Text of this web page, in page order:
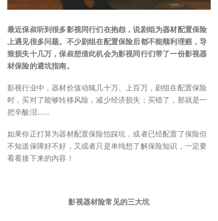
最近保叔听到很多影视同行们在抱怨，说剧组为器材配置保险
上遇见很多问题。不少剧组在配置保险后都不能顺利理赔，导
致损失十几万，保叔想借此机会为影视同行们带了一份影视器
材保险的避坑指南。
影视行业中，器材价值动辄几十万、上百万，剧组在配置保险
时，买对了能够转移风险，减少经济损失；买错了，那就是⼀
把辛酸泪......
如果你正打算为器材配置保险怕踩坑，或者已经配置了保险但
不知道保障好不好，又或者只是单纯想了解保险知识，一定要
看看接下来的内容！
影视器材险常见的三大坑